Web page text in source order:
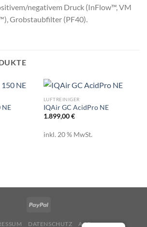
negativem Druck (InFlow™, VM
Grobstaubfilter (PF40).
NE
LUFTREINIGER
IQAir GC AcidPro NE
1.899,00€
inkl. 20 % MwSt.
DATENSCHUTZ AGB